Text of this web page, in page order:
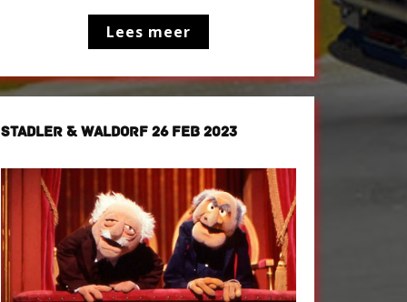
Lees meer
STADLER & WALDORF 26 FEB 2023